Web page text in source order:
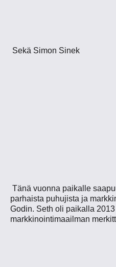
Sekä Simon Sinek
Tänä vuonna paikalle
parhaista puhujista ja
Godin. Seth oli paikalla
markkinointimaailman